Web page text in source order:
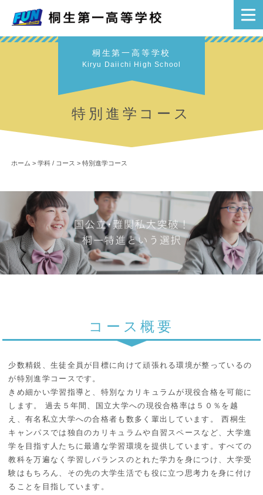
桐生第一高等学校
Kiryu Daiichi High School
特別進学コース
ホーム > 学科 / コース > 特別進学コース
コース概要
少数精鋭、生徒全員が目標に向けて頑張れる環境が整っているの
が特別進学コースです。
きめ細かい学習指導と、特別なカリキュラムが現役合格を可能に
します。 過去５年間、国立大学への現役合格率は５０％を越
え、有名私立大学への合格者も数多く輩出しています。 西桐生
キャンパスでは独自のカリキュラムや自習スペースなど、大学進
学を目指す人たちに最適な学習環境を提供しています。すべての
教科を万遍なく学習しバランスのとれた学力を身につけ、大学受
験はもちろん、その先の大学生活でも役に立つ思考力を身に付け
ることを目指しています。